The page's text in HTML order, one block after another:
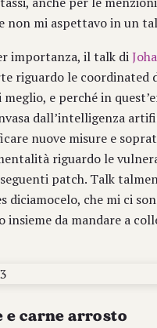
non mi aspettavo in un
importanza, il talk di
riguardo le coordinated
meglio, e perché in
dall’intelligenza
nuove misure e
riguardo le
patch. Talk
diciamocelo, che mi ci
insieme da mandare a
e carne arrosto